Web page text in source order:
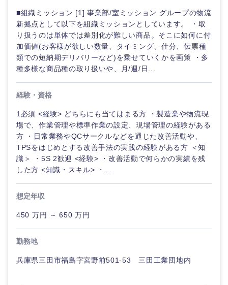
■組織ミッション [1] 事業部/室ミッション グループの物流
新拠点として以下を組織ミッションとしています。 ・取
り扱うのは単体では差別化が難しい商品。そこに如何に付
加価値(お客様が欲しい数量、タイミング、仕分、伝票種
類での短納期デリバリーなど)を乗せていくかを画策 ・多
種多様な商品種の取り扱いや、月/週/日...
経験・資格
1必須 <経験> どちらにも当てはまる方 ・製造業や物流現
場で、作業管理や標準作業の設定、現場管理の経験がある
方 ・日常業務やQCサークルなどを通じた改善活動や、
TPSをはじめとする改善手法の実践の経験がある方 ＜知
識＞ ・5S 2歓迎 <経験> ・改善活動で何らかの実績を残
した方 <知識・スキル> ・...
想定年収
450 万円 ～ 650 万円
勤務地
兵庫県三田市福島字宮野前501-53 三田工業団地内